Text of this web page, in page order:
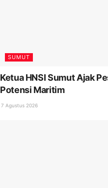
SUMUT
Ketua HNSI Sumut Ajak
Potensi Maritim
7 Agustus 2026